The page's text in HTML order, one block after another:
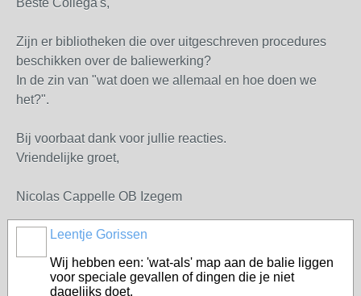
Beste Collega's,
Zijn er bibliotheken die over uitgeschreven procedures
beschikken over de baliewerking?
In de zin van "wat doen we allemaal en hoe doen we
het?".
Bij voorbaat dank voor jullie reacties.
Vriendelijke groet,
Nicolas Cappelle OB Izegem
Leentje Gorissen
Wij hebben een: 'wat-als' map aan de balie liggen
voor speciale gevallen of dingen die je niet
dagelijks doet.